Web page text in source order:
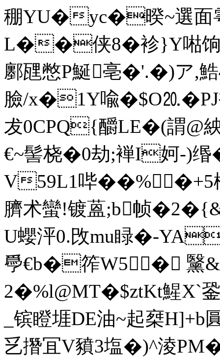
稝YU�yc�暌~選
L��侠8�袗}Y喖
鄽瓼憋P鯅亳�'.� )ア,鯌
臉/x�1Y喩�$O⒛�PJ襓
犮0CPQ{釂LE�(謂@
€~髻桡�0劫;褝I妸-)
V59L1哔
臍术蠻!镀蒕;b帧�
U蠳泙0.攺mu睩�-
爳€b�筰W5� 黳
2�%l@MT�$ztKt鯹X`銎
_镔瞪堐DE油~起椉
乥撍冝V豶3塩�)^淩